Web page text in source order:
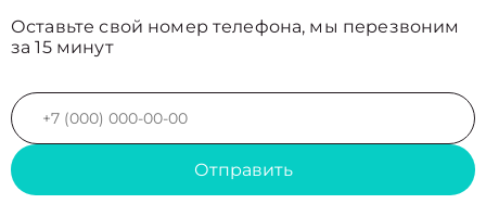
Оставьте свой номер телефона, мы перезвоним
за 15 минут
Отправить